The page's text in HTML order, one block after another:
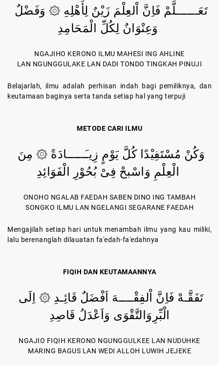
NGAJIHO KERONO ILMU MAHESI ING AHLINE
LAN NGUNGGULAKE LAN DADI TONDO TINGKAH PINUJI
Belajarlah, ilmu adalah perhisan indah bagi pemiliknya, dan
keutamaan baginya serta tanda setiap hal yang terpuji
METODE CARI ILMU
ONOHO NGALAB FAEDAH SABEN DINO ING TAMBAH
SONGKO ILMU LAN NGELANGI SEGARANE FAEDAH
Mengajilah setiap hari untuk menambah ilmu yang kau miliki,
lalu berenanglah dilauatan fa'edah-fa'edahnya
FIQIH DAN KEUTAMAANNYA
الْبِّرِوَالتَّقْوَى وَاَعْدَلُ قَاصِدِ
NGAJIO FIQIH KERONO NGUNGGULKEE LAN NUDUHKE
MARING BAGUS LAN WEDI ALLOH LUWIH JEJEKE